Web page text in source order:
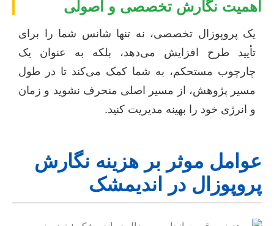
اهمیت نگارش تخصصی و اصولی
یک پروپوزال تخصصی، نه تنها شانس شما را برای
تأیید طرح افزایش می‌دهد، بلکه به عنوان یک
چارچوب مستحکم، به شما کمک می‌کند تا در طول
مسیر پژوهش، از مسیر اصلی منحرف نشوید و زمان
و انرژی خود را بهینه مدیریت کنید.
عوامل موثر بر هزینه نگارش
پروپوزال در اندیمشک